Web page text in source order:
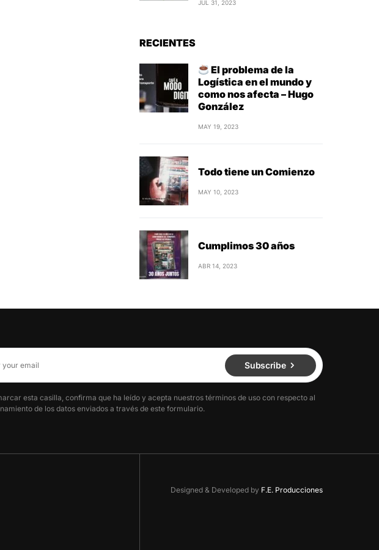
JUL 31, 2023
RECIENTES
El problema de la
Logística en el mundo y
como nos afecta – Hugo
González
MAY 19, 2023
Todo tiene un Comienzo
MAY 10, 2023
Cumplimos 30 años
ABR 14, 2023
Subscribe
esta casilla, confirma que ha leído y acepta nuestros términos de uso con respecto al
de los datos enviados a través de este formulario.
Designed & Developed by F.E. Producciones